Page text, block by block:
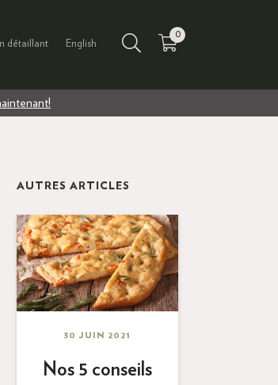
détaillant English
0
AUTRES ARTICLES
30 JUIN 2021
Nos 5 conseils